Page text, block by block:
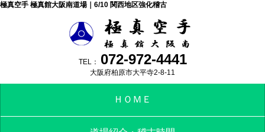
極真空手 極真館大阪南道場｜6/10 関西地区強化稽古
TEL： 072-972-4441
大阪府柏原市大平寺2-8-11
ＨＯＭＥ